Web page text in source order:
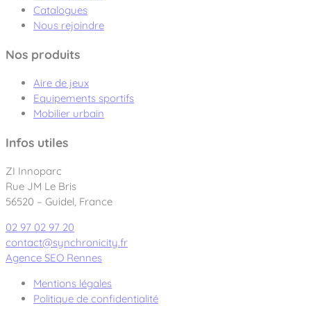
Catalogues
Nous rejoindre
Nos produits
Aire de jeux
Equipements sportifs
Mobilier urbain
Infos utiles
ZI Innoparc
Rue JM Le Bris
56520 – Guidel, France
02 97 02 97 20
contact@synchronicity.fr
Agence SEO Rennes
Mentions légales
Politique de confidentialité